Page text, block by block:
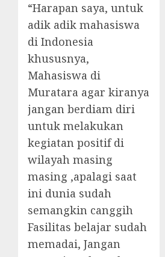
“Harapan saya, untuk
adik adik mahasiswa
di Indonesia
khususnya,
Mahasiswa di
Muratara agar kiranya
jangan berdiam diri
untuk melakukan
kegiatan positif di
wilayah masing
masing ,apalagi saat
ini dunia sudah
semangkin canggih
Fasilitas belajar sudah
memadai, Jangan